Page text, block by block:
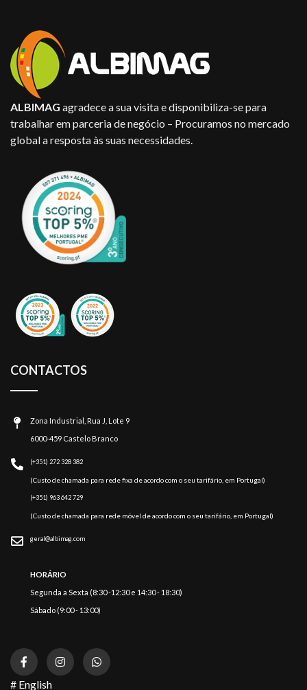
ALBIMAG agradece a sua visita e disponibiliza-se para
trabalhar em parceria de negócio – Procuramos no mercado
global a resposta às suas necessidades.
CONTACTOS
Zona Industrial, Rua J, Lote 9
6000-459 Castelo Branco
(+351) 272 328 382
(Custo de chamada para rede fixa de acordo com o seu tarifário, em Portugal)
(+351) 963 642 729
(Custo de chamada para rede móvel de acordo com o seu tarifário, em Portugal)
geral@albimag.com
HORÁRIO
Segunda a Sexta (8:30 -12:30 e 14:30 - 18:30)
Sábado (9:00 - 13:00)
# English